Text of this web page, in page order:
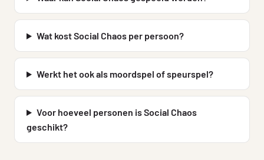
Wat kost Social Chaos per persoon?
Werkt het ook als moordspel of speurspel?
Voor hoeveel personen is Social Chaos
geschikt?